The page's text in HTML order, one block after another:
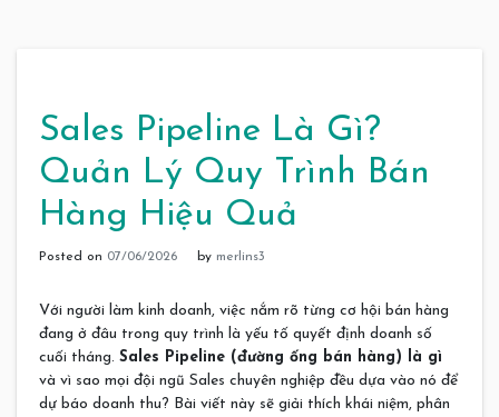
Sales Pipeline Là Gì?
Quản Lý Quy Trình Bán
Hàng Hiệu Quả
Posted on 07/06/2026 by merlins3
Với người làm kinh doanh, việc nắm rõ từng cơ hội bán hàng
đang ở đâu trong quy trình là yếu tố quyết định doanh số
cuối tháng. Sales Pipeline (đường ống bán hàng) là gì
và vì sao mọi đội ngũ Sales chuyên nghiệp đều dựa vào nó để
dự báo doanh thu? Bài viết này sẽ giải thích khái niệm, phân